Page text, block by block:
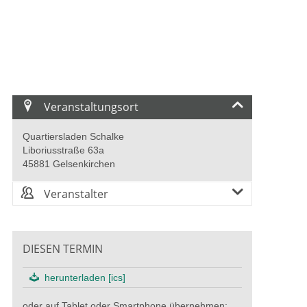
Veranstaltungsort
Quartiersladen Schalke
Liboriusstraße 63a
45881 Gelsenkirchen
Veranstalter
DIESEN TERMIN
herunterladen [ics]